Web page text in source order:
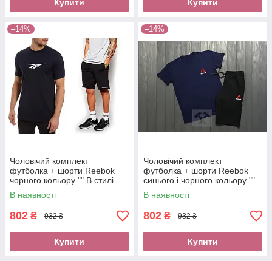
Купити Купити
–14%
Чоловічий комплект
футболка + шорти Reebok
чорного кольору "" В стилі
Reebok ""
В наявності
802 ₴ 932 ₴
Купити
–14%
Чоловічий комплект
футболка + шорти Reebok
синього і чорного кольору ""
В стилі Reebok ""
В наявності
802 ₴ 932 ₴
Купити